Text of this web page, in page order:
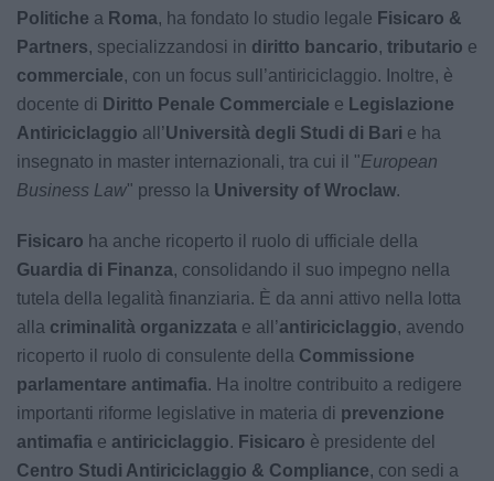
Politiche a Roma, ha fondato lo studio legale Fisicaro &
Partners, specializzandosi in diritto bancario, tributario e
commerciale, con un focus sull’antiriciclaggio. Inoltre, è
docente di Diritto Penale Commerciale e Legislazione
Antiriciclaggio all’Università degli Studi di Bari e ha
insegnato in master internazionali, tra cui il "European
Business Law" presso la University of Wroclaw.
Fisicaro ha anche ricoperto il ruolo di ufficiale della
Guardia di Finanza, consolidando il suo impegno nella
tutela della legalità finanziaria. È da anni attivo nella lotta
alla criminalità organizzata e all’antiriciclaggio, avendo
ricoperto il ruolo di consulente della Commissione
parlamentare antimafia. Ha inoltre contribuito a redigere
importanti riforme legislative in materia di prevenzione
antimafia e antiriciclaggio. Fisicaro è presidente del
Centro Studi Antiriciclaggio & Compliance, con sedi a